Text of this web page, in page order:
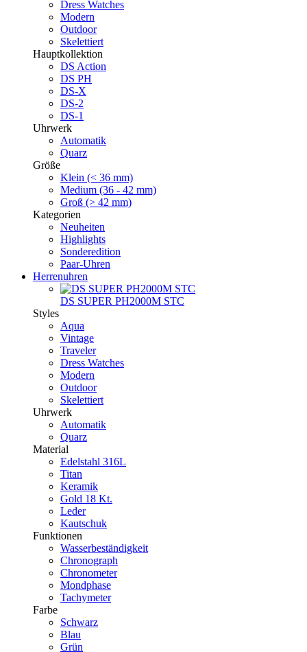
Dress Watches
Modern
Outdoor
Skelettiert
Hauptkollektion
DS Action
DS PH
DS-X
DS-2
DS-1
Uhrwerk
Automatik
Quarz
Größe
Klein (< 36 mm)
Medium (36 - 42 mm)
Groß (> 42 mm)
Kategorien
Neuheiten
Highlights
Sonderedition
Paar-Uhren
Herrenuhren
DS SUPER PH2000M STC
Styles
Aqua
Vintage
Traveler
Dress Watches
Modern
Outdoor
Skelettiert
Uhrwerk
Automatik
Quarz
Material
Edelstahl 316L
Titan
Keramik
Gold 18 Kt.
Leder
Kautschuk
Funktionen
Wasserbeständigkeit
Chronograph
Chronometer
Mondphase
Tachymeter
Farbe
Schwarz
Blau
Grün